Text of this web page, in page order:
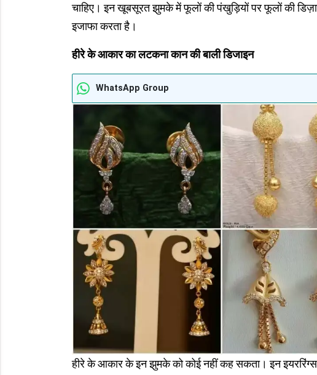
चाहिए। इन खूबसूरत झुमके में फूलों की पंखुड़ियों पर फूलों की
इजाफा करता है।
हीरे के आकार का लटकना कान की बाली डिजाइन
WhatsApp Group
हीरे के आकार के इन झुमके को कोई नहीं कह सकता। इन